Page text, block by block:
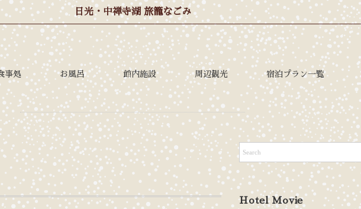
日光・中禅寺湖 旅籠なごみ
事処 お風呂 館内施設 周辺観光 宿泊プラン一覧
Hotel Movie